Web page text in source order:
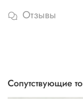
Отзывы
Сопутствующие